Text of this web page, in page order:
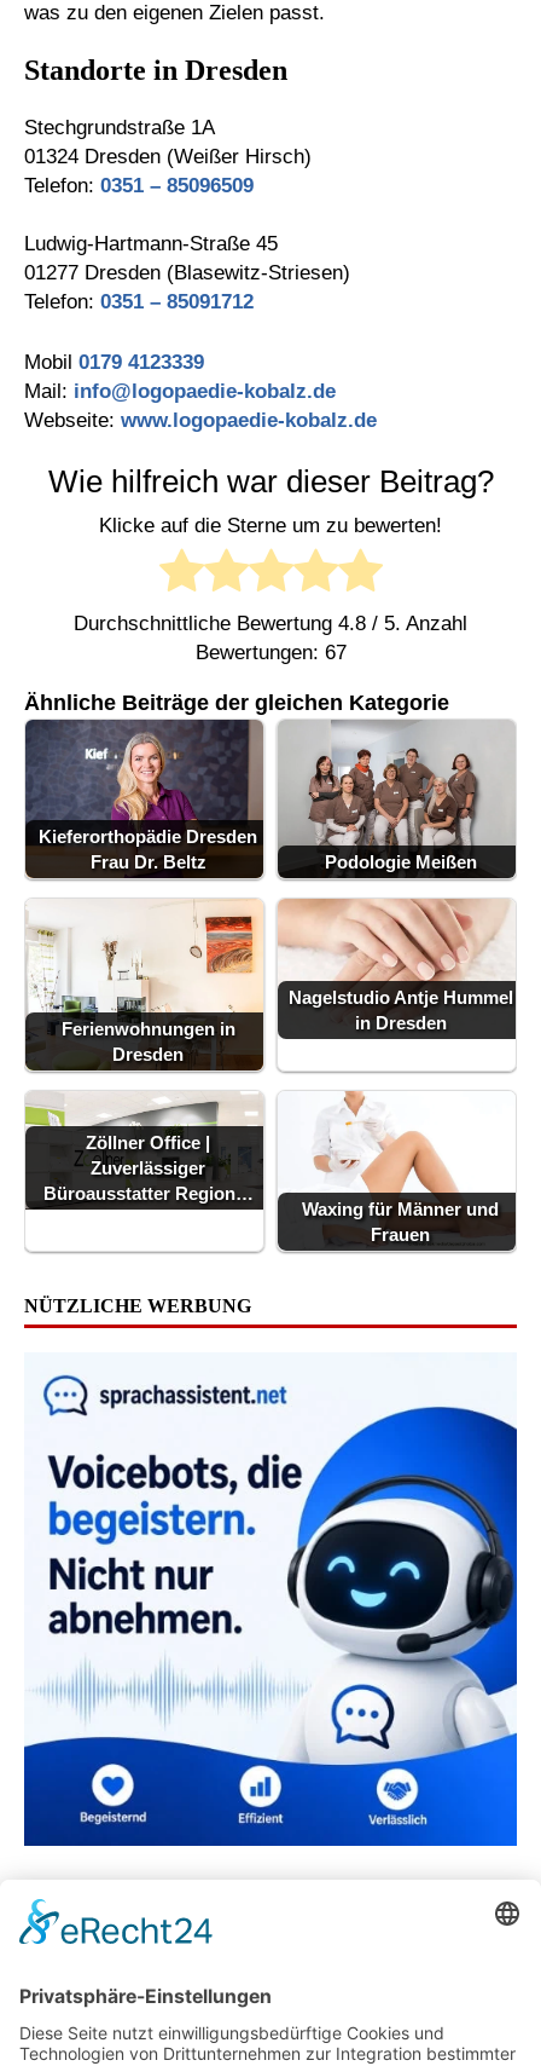
was zu den eigenen Zielen passt.
Standorte in Dresden
Stechgrundstraße 1A
01324 Dresden (Weißer Hirsch)
Telefon: 0351 – 85096509
Ludwig-Hartmann-Straße 45
01277 Dresden (Blasewitz-Striesen)
Telefon: 0351 – 85091712
Mobil 0179 4123339
Mail: info@logopaedie-kobalz.de
Webseite: www.logopaedie-kobalz.de
Wie hilfreich war dieser Beitrag?
Klicke auf die Sterne um zu bewerten!
Durchschnittliche Bewertung 4.8 / 5. Anzahl
Bewertungen: 67
Ähnliche Beiträge der gleichen Kategorie
Kieferorthopädie Dresden
Frau Dr. Beltz
Podologie Meißen
Ferienwohnungen in
Dresden
Nagelstudio Antje Hummel
in Dresden
Zöllner Office |
Zuverlässiger
Büroausstatter Region…
Waxing für Männer und
Frauen
NÜTZLICHE WERBUNG
Die Wirtschaft von Kenia